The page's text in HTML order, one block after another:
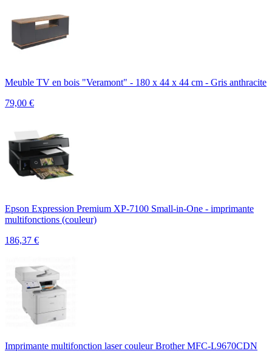
Meuble TV en bois "Veramont" - 180 x 44 x 44 cm - Gris anthracite
79,00 €
Epson Expression Premium XP-7100 Small-in-One - imprimante
multifonctions (couleur)
186,37 €
Imprimante multifonction laser couleur Brother MFC-L9670CDN